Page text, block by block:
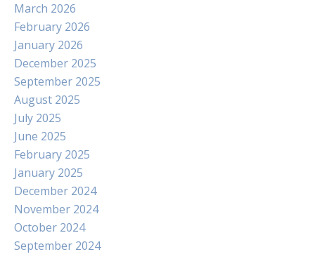
March 2026
February 2026
January 2026
December 2025
September 2025
August 2025
July 2025
June 2025
February 2025
January 2025
December 2024
November 2024
October 2024
September 2024